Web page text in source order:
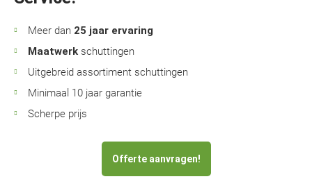
Meer dan 25 jaar ervaring
Maatwerk schuttingen
Uitgebreid assortiment schuttingen
Minimaal 10 jaar garantie
Scherpe prijs
Offerte aanvragen!